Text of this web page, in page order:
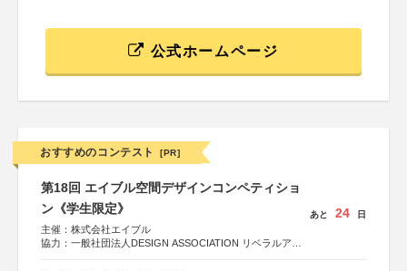
公式ホームページ
おすすめのコンテスト [PR]
第18回 エイブル空間デザインコンペティショ
ン《学生限定》
主催：株式会社エイブル
協力：一般社団法人DESIGN ASSOCIATION リベラルアー
あと 24 日